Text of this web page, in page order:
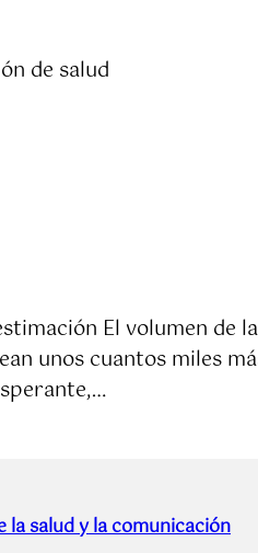
de salud
El volumen de
unos cuantos miles
salud y la comunicación